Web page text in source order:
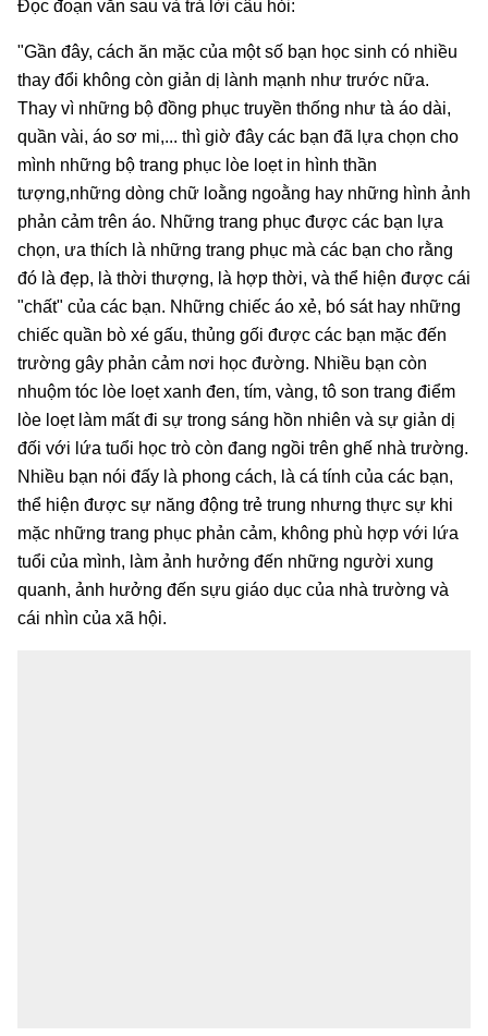
Đọc đoạn văn sau và trả lời câu hỏi:
"Gần đây, cách ăn mặc của một số bạn học sinh có nhiều
thay đổi không còn giản dị lành mạnh như trước nữa.
Thay vì những bộ đồng phục truyền thống như tà áo dài,
quần vài, áo sơ mi,... thì giờ đây các bạn đã lựa chọn cho
mình những bộ trang phục lòe loẹt in hình thần
tượng,những dòng chữ loằng ngoằng hay những hình ảnh
phản cảm trên áo. Những trang phục được các bạn lựa
chọn, ưa thích là những trang phục mà các bạn cho rằng
đó là đẹp, là thời thượng, là hợp thời, và thể hiện được cái
"chất" của các bạn. Những chiếc áo xẻ, bó sát hay những
chiếc quần bò xé gấu, thủng gối được các bạn mặc đến
trường gây phản cảm nơi học đường. Nhiều bạn còn
nhuộm tóc lòe loẹt xanh đen, tím, vàng, tô son trang điểm
lòe loẹt làm mất đi sự trong sáng hồn nhiên và sự giản dị
đối với lứa tuổi học trò còn đang ngồi trên ghế nhà trường.
Nhiều bạn nói đấy là phong cách, là cá tính của các bạn,
thể hiện được sự năng động trẻ trung nhưng thực sự khi
mặc những trang phục phản cảm, không phù hợp với lứa
tuổi của mình, làm ảnh hưởng đến những người xung
quanh, ảnh hưởng đến sựu giáo dục của nhà trường và
cái nhìn của xã hội.